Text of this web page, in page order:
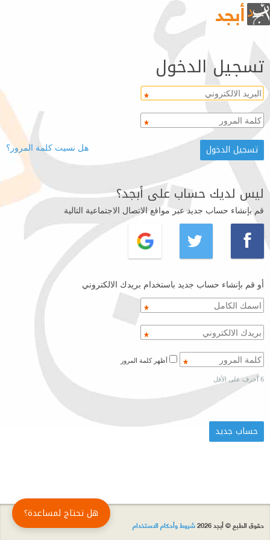
تسجيل الدخول
هل نسيت كلمة المرور؟
ليس لديك حساب على أبجد؟
قم بإنشاء حساب جديد عبر مواقع الاتصال الاجتماعية التالية
أو قم بإنشاء حساب جديد باستخدام بريدك الالكتروني
6 أحرف على الأقل
حقوق الطبع © أبجد 2026 شروط وأحكام الاستخدام
هل تحتاج لمساعدة؟